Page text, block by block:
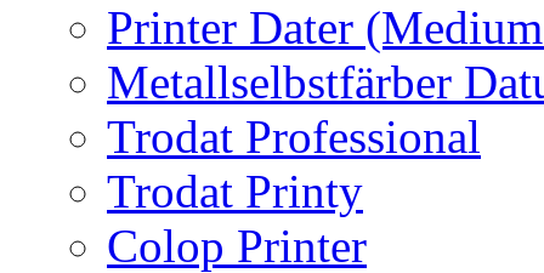
Printer Dater
Metallselbstfärber
Trodat Professional
Trodat Printy
Colop Printer